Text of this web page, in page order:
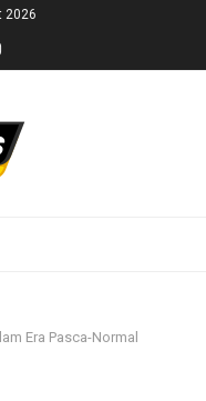
2026
Era Pasca-Normal